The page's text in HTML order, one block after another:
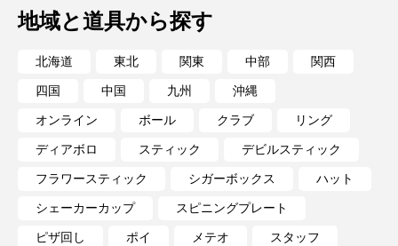
地域と道具から探す
北海道 東北 関東 中部 関西
四国 中国 九州 沖縄
オンライン ボール クラブ リング
ディアボロ スティック デビルスティック
フラワースティック シガーボックス ハット
シェーカーカップ スピニングプレート
ピザ回し ポイ メテオ スタッフ